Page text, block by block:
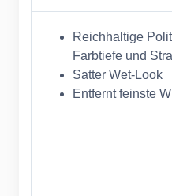
Reichhaltige
Farbtiefe und
Satter Wet-Look
Entfernt feinste